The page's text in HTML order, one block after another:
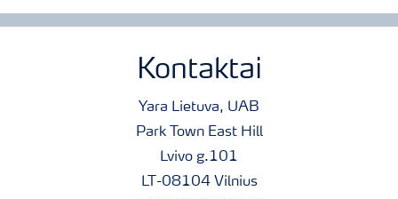
Kontaktai
Yara Lietuva, UAB
Park Town East Hill
Lvivo g.101
LT-08104 Vilnius